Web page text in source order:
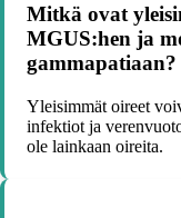
Mitkä ovat
MGUS:hen ja
gammapatiaan?
Yleisimmät oireet
infektiot ja
ole lainkaan oireita.